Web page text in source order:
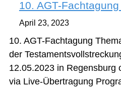
10. AGT-
April 23, 2023
10. AGT-Fachtagung
der
12.05.2023 in Regensburg
via Live-Übertragung